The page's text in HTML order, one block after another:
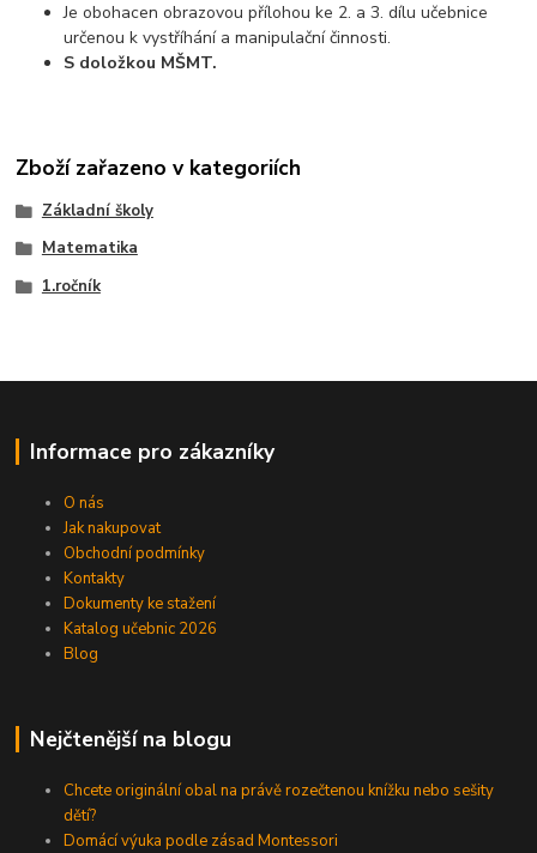
Je obohacen obrazovou přílohou ke 2. a 3. dílu učebnice
určenou k vystříhání a manipulační činnosti.
S doložkou MŠMT.
Zboží zařazeno v kategoriích
Základní školy
Matematika
1.ročník
Informace pro zákazníky
O nás
Jak nakupovat
Obchodní podmínky
Kontakty
Dokumenty ke stažení
Katalog učebnic 2026
Blog
Nejčtenější na blogu
Chcete originální obal na právě rozečtenou knížku nebo sešity
dětí?
Domácí výuka podle zásad Montessori